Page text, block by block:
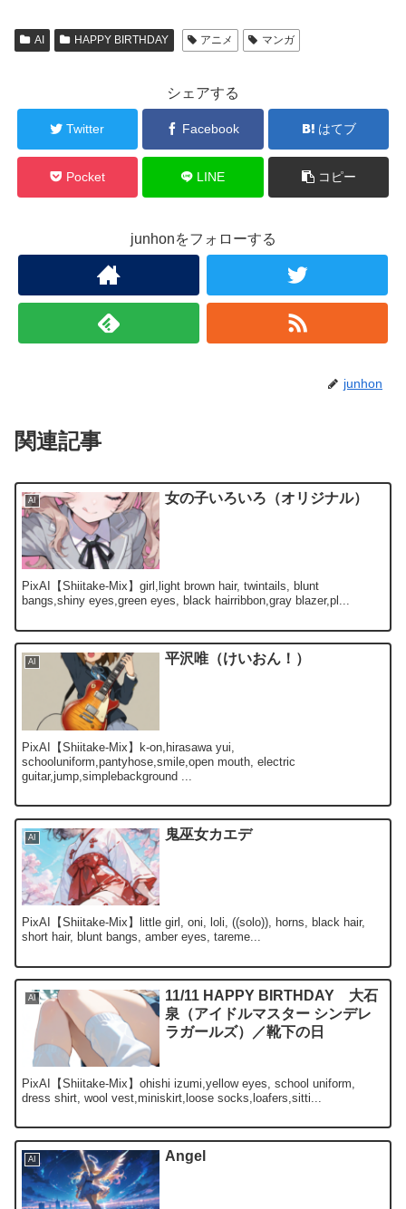
AI HAPPY BIRTHDAY アニメ マンガ
シェアする
Twitter Facebook はてブ
Pocket LINE コピー
junhonをフォローする
junhon
関連記事
AI 女の子いろいろ（オリジナル）
PixAI【Shiitake-Mix】girl,light brown hair, twintails, blunt
bangs,shiny eyes,green eyes, black hairribbon,gray blazer,pl...
AI 平沢唯（けいおん！）
PixAI【Shiitake-Mix】k-on,hirasawa yui,
schooluniform,pantyhose,smile,open mouth, electric
guitar,jump,simplebackground ...
AI 鬼巫女カエデ
PixAI【Shiitake-Mix】little girl, oni, loli, ((solo)), horns, black hair,
short hair, blunt bangs, amber eyes, tareme...
AI
11/11 HAPPY BIRTHDAY 大石
泉（アイドルマスター シンデレ
ラガールズ）／靴下の日
PixAI【Shiitake-Mix】ohishi izumi,yellow eyes, school uniform,
dress shirt, wool vest,miniskirt,loose socks,loafers,sitti...
AI Angel